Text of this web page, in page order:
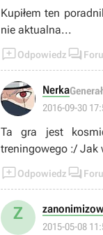
Kupiłem ten
nie aktualna...
Odpowiedz 
NerkaGenerał
2016-09-30
Ta gra jest
treningowego :/ Jak
Odpowiedz 
Z
2015-05-08